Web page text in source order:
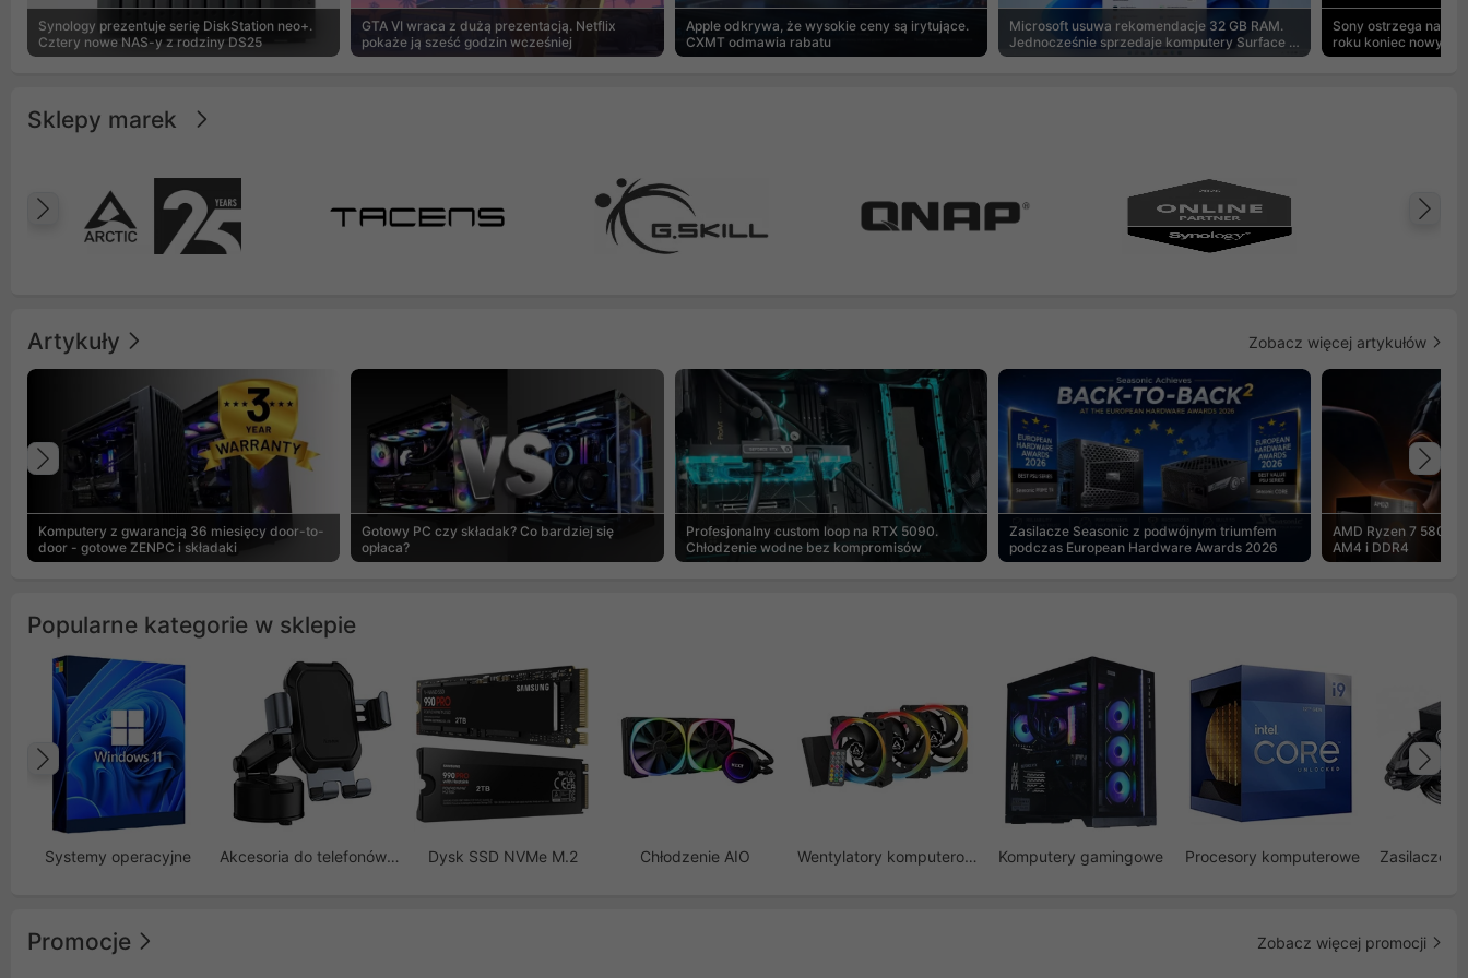
Synology prezentuje serię DiskStation neo+.
Cztery nowe NAS-y z rodziny DS25
GTA VI wraca z dużą prezentacją. Netflix
pokaże ją sześć godzin wcześniej
Apple odkrywa, że wysokie ceny są irytujące.
CXMT odmawia rabatu
Microsoft usuwa rekomendacje 32 GB RAM.
Jednocześnie sprzedaje komputery Surface z
8 GB
Sony ostrzega na
roku koniec nowych
Sklepy marek
Poprzedni
Artykuły Zobacz więcej artykułów
Komputery z gwarancją 36 miesięcy door-to-
door - gotowe ZENPC i składaki
Gotowy PC czy składak? Co bardziej się
opłaca?
Profesjonalny custom loop na RTX 5090.
Chłodzenie wodne bez kompromisów
Zasilacze Seasonic z podwójnym triumfem
podczas European Hardware Awards 2026
AMD Ryzen 7
AM4 i DDR4
Poprzedni
Popularne kategorie w sklepie
Systemy operacyjne Akcesoria do telefonów GSM Dysk SSD NVMe M.2 Chłodzenie AIO Wentylatory komputerowe Komputery gamingowe Procesory komputerowe Zasilacze
Poprzedni
Promocje Zobacz więcej promocji